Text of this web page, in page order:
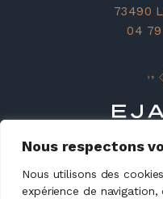
Nous respectons
Nous utilisons des
expérience de
73490
04